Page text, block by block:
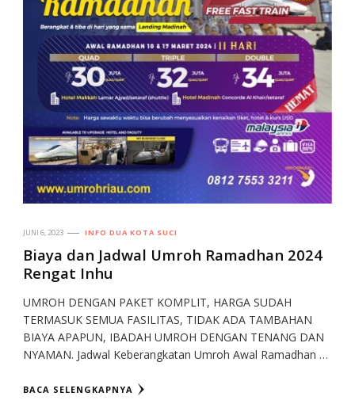
JUNI 6, 2023 INFO DUA KOTA SUCI
Biaya dan Jadwal Umroh Ramadhan 2024
Rengat Inhu
UMROH DENGAN PAKET KOMPLIT, HARGA SUDAH
TERMASUK SEMUA FASILITAS, TIDAK ADA TAMBAHAN
BIAYA APAPUN, IBADAH UMROH DENGAN TENANG DAN
NYAMAN. Jadwal Keberangkatan Umroh Awal Ramadhan …
BACA SELENGKAPNYA